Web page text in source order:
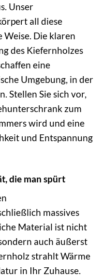
Unser
all diese
Weise. Die klaren
des Kiefernholzes
eine
Umgebung, in der
Stellen Sie sich vor,
zum
wird und eine
und Entspannung
die man spürt
massives
Material ist nicht
auch äußerst
strahlt Wärme
in Ihr Zuhause.